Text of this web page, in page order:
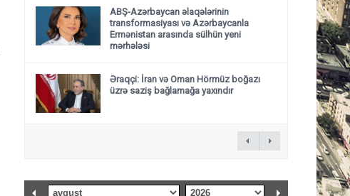
ABŞ-Azərbaycan əlaqələrinin
transformasiyası və Azərbaycanla
Ermənistan arasında sülhün yeni
mərhələsi
Əraqçi: İran və Oman Hörmüz boğazı
üzrə saziş bağlamağa yaxındır